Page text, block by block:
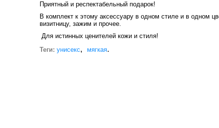
Приятный и респектабельный подарок!
В комплект к этому аксессуару в одном стиле и в одном
визитницу, зажим и прочее.
Для истинных ценителей кожи и стиля!
Теги: унисекс, мягкая.